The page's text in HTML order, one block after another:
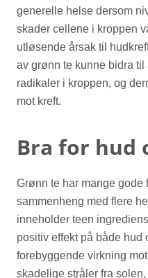
generelle helse dersom
skader cellene i kroppen
utløsende årsak til
av grønn te kunne bidra
radikaler i kroppen, og
mot kreft.
Bra for hud
Grønn te har mange gode
sammenheng med flere
inneholder teen
positiv effekt på både hud
forebyggende virkning
skadelige stråler fra